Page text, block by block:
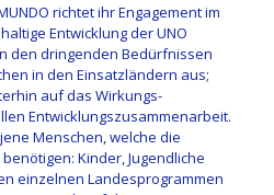
richtet ihr Engagement im
Entwicklung der UNO
den dringenden Bedürfnissen
in den Einsatzländern aus;
auf das Wirkungs-
Entwicklungszusammenarbeit.
Menschen, welche die
Kinder, Jugendliche
einzelnen Landesprogrammen